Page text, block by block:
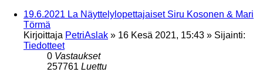
19.6.2021 La Näyttelylopettajaiset Siru Kosonen & Mari
Törmä
Kirjoittaja PetriAslak » 16 Kesä 2021, 15:43 » Sijainti:
Tiedotteet
0 Vastaukset
257761 Luettu